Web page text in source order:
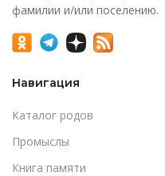
фамилии и/или поселению.
Навигация
Каталог родов
Промыслы
Книга памяти